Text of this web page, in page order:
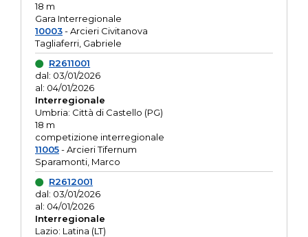
18 m
Gara Interregionale
10003- Arcieri Civitanova
Tagliaferri, Gabriele
R2611001
dal: 03/01/2026
al: 04/01/2026
Interregionale
Umbria: Città di Castello (PG)
18 m
competizione interregionale
11005- Arcieri Tifernum
Sparamonti, Marco
R2612001
dal: 03/01/2026
al: 04/01/2026
Interregionale
Lazio: Latina (LT)